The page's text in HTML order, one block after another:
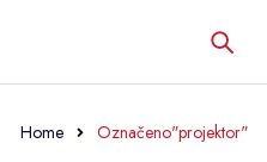
Home Označeno"projektor"